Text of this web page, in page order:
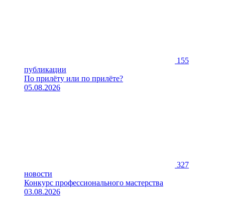
155
публикации
По прилёту или по прилёте?
05.08.2026
327
новости
Конкурс профессионального мастерства
03.08.2026